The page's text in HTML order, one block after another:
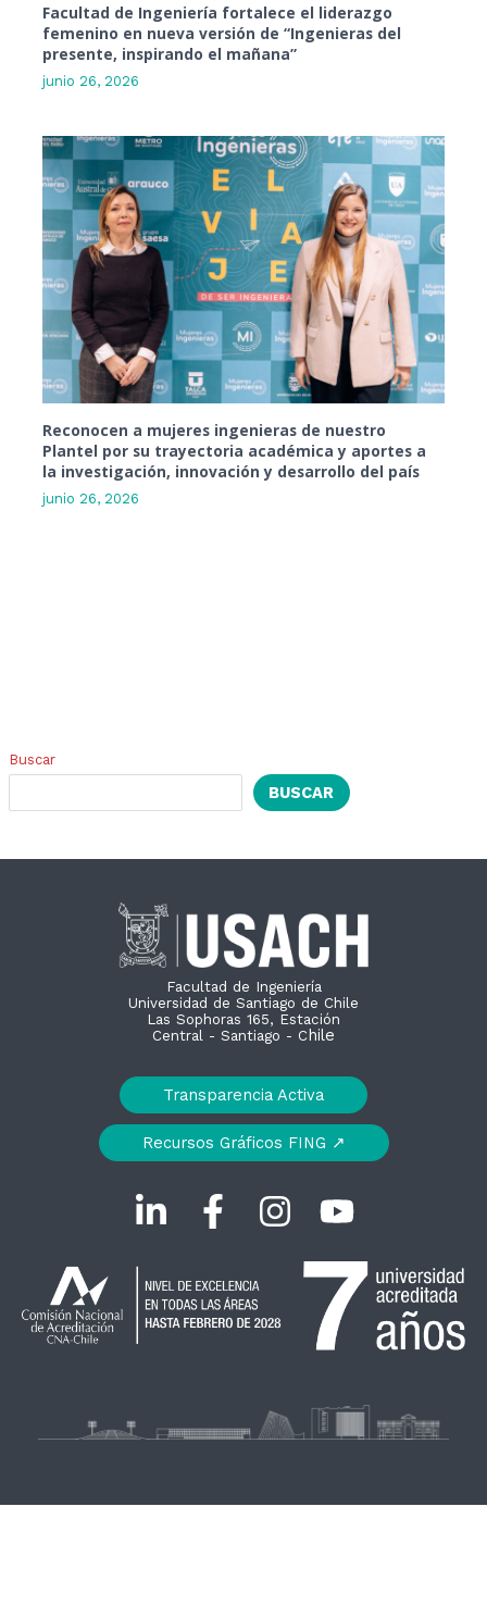
Buscar
BUSCAR
Facultad de Ingeniería fortalece el liderazgo
femenino en nueva versión de “Ingenieras del
presente, inspirando el mañana”
junio 26, 2026
Reconocen a mujeres ingenieras de nuestro
Plantel por su trayectoria académica y aportes a
la investigación, innovación y desarrollo del país
junio 26, 2026
Facultad de Ingeniería
Universidad de Santiago de Chile
Las Sophoras 165, Estación
Central - Santiago - Chile
Transparencia Activa
Recursos Gráficos FING ↗︎